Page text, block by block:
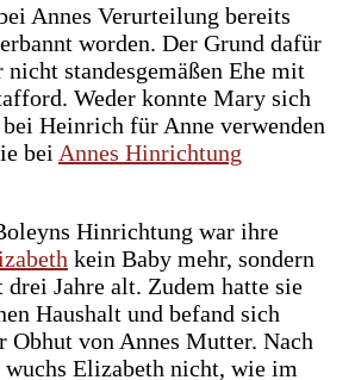
Annes Verurteilung bereits
worden. Der Grund dafür
standesgemäßen Ehe mit
Weder konnte Mary sich
Heinrich für Anne verwenden
bei Annes Hinrichtung
Hinrichtung war ihre
kein Baby mehr, sondern
drei Jahre alt. Zudem hatte sie
Haushalt und befand sich
Obhut von Annes Mutter. Nach
wuchs Elizabeth nicht, wie im